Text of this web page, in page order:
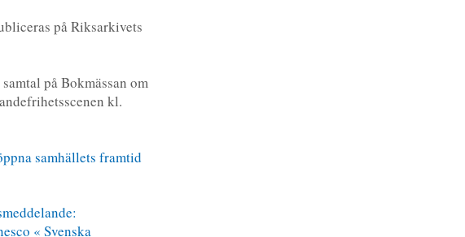
på Riksarkivets
på Bokmässan om
kl.
samhällets framtid
« Svenska